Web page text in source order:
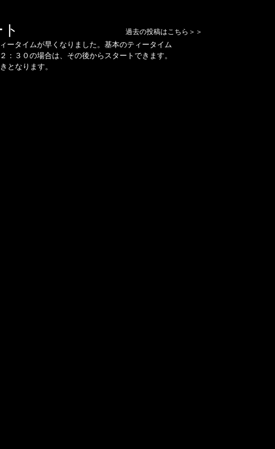
ータイムが早くなりました。基本のティータイム
３０の場合は、その後からスタートできます。
となります。
過去の投稿はこちら＞＞